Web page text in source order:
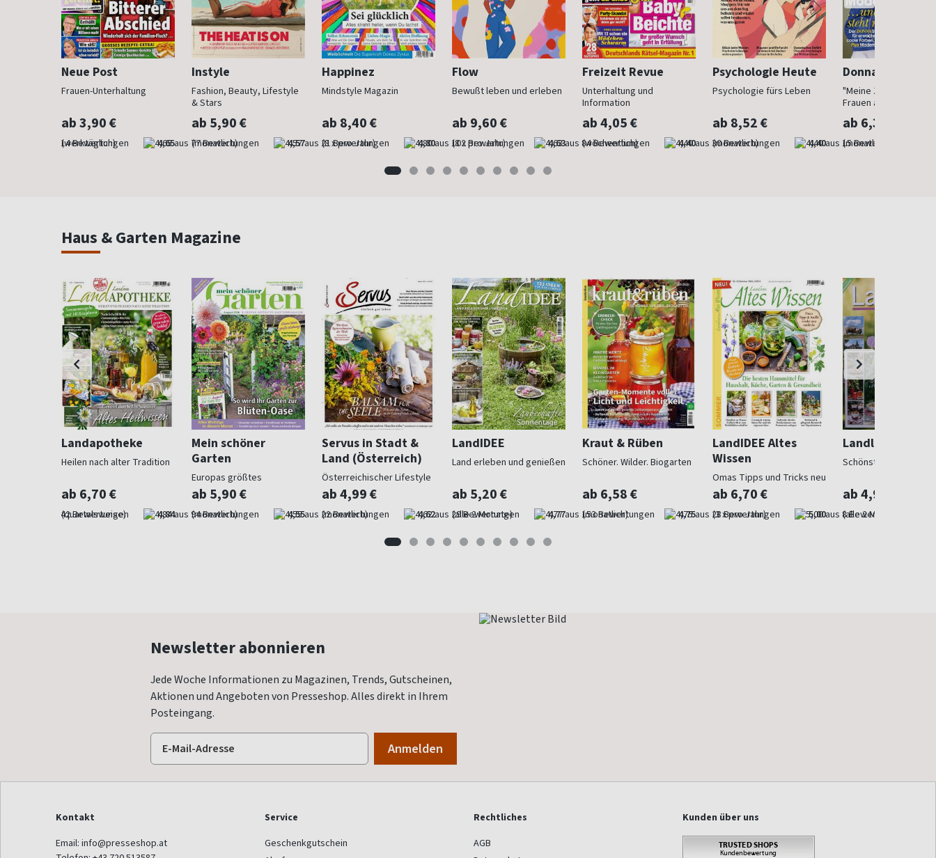
Neue Post
Frauen-Unterhaltung
ab 3,90 €
(werktäglich) 4,65
Instyle
Fashion, Beauty, Lifestyle
& Stars
ab 5,90 €
(monatlich) 4,57
Happinez
Mindstyle Magazin
ab 8,40 €
(8 x pro Jahr) 4,80
Flow
Bewußt leben und erleben
ab 9,60 €
(8 x pro Jahr) 4,63
Freizeit Revue
Unterhaltung und
Information
ab 4,05 €
(wöchentlich) 4,40
Psychologie Heute
Psychologie fürs Leben
ab 8,52 €
(monatlich) 4,40
Donna
"Meine Zeit ist jetzt":
Frauen ab 40
ab 6,30 €
(monatlich)
Haus & Garten Magazine
Landapotheke
Heilen nach alter Tradition
ab 6,70 €
(quartalsweise) 4,84
Mein schöner
Garten
Europas größtes
Gartenmagazin
ab 5,90 €
(monatlich) 4,55
Servus in Stadt &
Land (Österreich)
Österreichischer Lifestyle
ab 4,99 €
(monatlich) 4,62
LandIDEE
Land erleben und genießen
ab 5,20 €
(alle 2 Monate) 4,77
Kraut & Rüben
Schöner. Wilder. Biogarten
ab 6,58 €
(monatlich) 4,75
LandIDEE Altes
Wissen
Omas Tipps und Tricks neu
entdeckt
ab 6,70 €
(3 x pro Jahr) 5,00
Landlust
Schönstes Landleben
ab 4,97 €
(alle 2 Monate)
Newsletter abonnieren
Jede Woche Informationen zu Magazinen, Trends, Gutscheinen,
Aktionen und Angeboten von Presseshop. Alles direkt in Ihrem
Posteingang.
Kontakt
Email: info@presseshop.at
Service
Geschenkgutschein
Rechtliches
AGB
Kunden über uns